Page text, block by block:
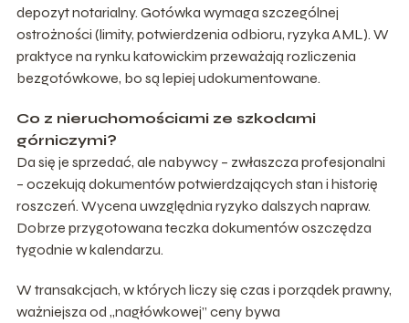
depozyt notarialny. Gotówka wymaga szczególnej
ostrożności (limity, potwierdzenia odbioru, ryzyka AML). W
praktyce na rynku katowickim przeważają rozliczenia
bezgotówkowe, bo są lepiej udokumentowane.
Co z nieruchomościami ze szkodami
górniczymi?
Da się je sprzedać, ale nabywcy – zwłaszcza profesjonalni
– oczekują dokumentów potwierdzających stan i historię
roszczeń. Wycena uwzględnia ryzyko dalszych napraw.
Dobrze przygotowana teczka dokumentów oszczędza
tygodnie w kalendarzu.
W transakcjach, w których liczy się czas i porządek prawny,
ważniejsza od „nagłówkowej” ceny bywa